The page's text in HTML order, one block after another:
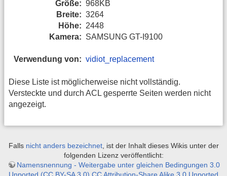
Größe: 968KB
Breite: 3264
Höhe: 2448
Kamera: SAMSUNG GT-I9100
Verwendung von: vidiot_replacement
Diese Liste ist möglicherweise nicht vollständig.
Versteckte und durch ACL gesperrte Seiten werden nicht
angezeigt.
Falls nicht anders bezeichnet, ist der Inhalt dieses Wikis unter der
folgenden Lizenz veröffentlicht:
Namensnennung - Weitergabe unter gleichen Bedingungen 3.0